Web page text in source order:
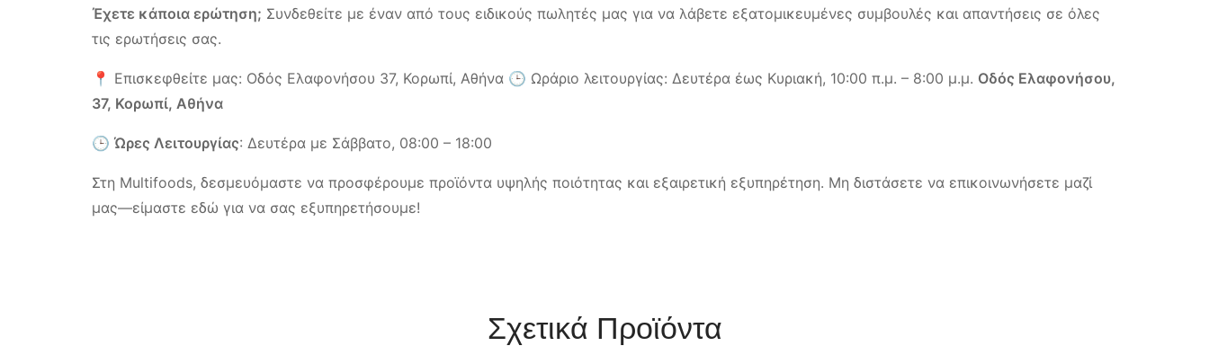
Έχετε κάποια ερώτηση; Συνδεθείτε με έναν από τους ειδικούς πωλητές μας για να λάβετε εξατομικευμένες συμβουλές και απαντήσεις σε όλες
τις ερωτήσεις σας.
📍 Επισκεφθείτε μας: Οδός Ελαφονήσου 37, Κορωπί, Αθήνα 🕒 Ωράριο λειτουργίας: Δευτέρα έως Κυριακή, 10:00 π.μ. – 8:00 μ.μ. Οδός Ελαφονήσου,
37, Κορωπί, Αθήνα
🕒 Ώρες Λειτουργίας: Δευτέρα με Σάββατο, 08:00 – 18:00
Στη Multifoods, δεσμευόμαστε να προσφέρουμε προϊόντα υψηλής ποιότητας και εξαιρετική εξυπηρέτηση. Μη διστάσετε να επικοινωνήσετε μαζί
μας—είμαστε εδώ για να σας εξυπηρετήσουμε!
Σχετικά Προϊόντα